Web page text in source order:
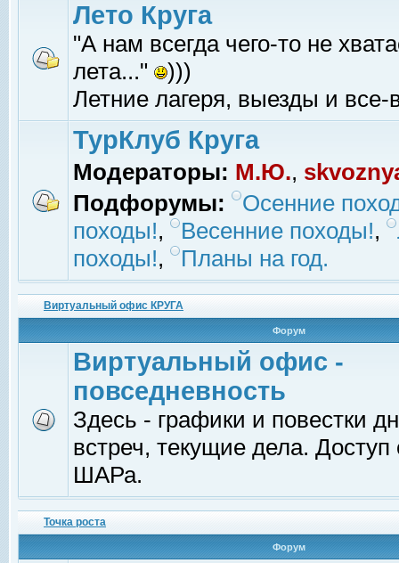
Лето Круга
"А нам всегда чего-то не
лета..."
)))
Летние лагеря, выезды и все-
ТурКлуб Круга
Модераторы: М.Ю.,
Подфорумы:
Осенние
походы!, Весенние походы!,
походы!, Планы на год.
Виртуальный офис КРУГА
Форум
Виртуальный офис -
повседневность
Здесь - графики и повестки
встреч, текущие дела.
ШАРа.
Точка роста
Форум